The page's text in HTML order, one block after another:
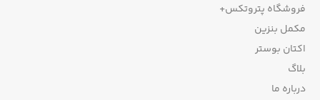
پتروتکس+
بنزین
بوستر
ما